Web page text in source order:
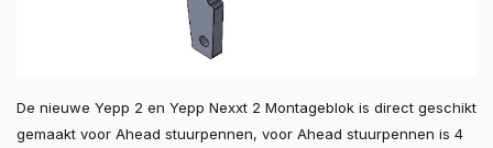
De nieuwe Yepp 2 en Yepp Nexxt 2 Montageblok is direct geschikt
gemaakt voor Ahead stuurpennen, voor Ahead stuurpennen is 4